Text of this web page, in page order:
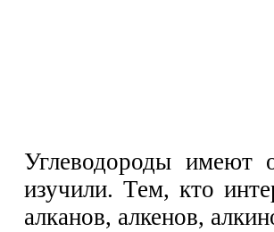
Углеводороды имеют
изучили. Тем, кто
алканов, алкенов,